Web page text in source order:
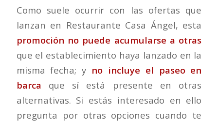
Como suele ocurrir con las ofertas que
lanzan en Restaurante Casa Ángel, esta
promoción no puede acumularse a otras
que el establecimiento haya lanzado en la
misma fecha; y no incluye el paseo en
barca que sí está presente en otras
alternativas. Si estás interesado en ello
pregunta por otras opciones cuando te